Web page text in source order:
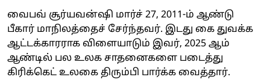
வைபவ் சூர்யவன்ஷி மார்ச் 27, 2011-ம் ஆண்டு
பீகார் மாநிலத்தைச் சேர்ந்தவர். இடது கை துவக்க
ஆட்டக்காரராக விளையாடும் இவர், 2025 ஆம்
ஆண்டில் பல உலக சாதனைகளை படைத்து
கிரிக்கெட் உலகை திரும்பி பார்க்க வைத்தார்.